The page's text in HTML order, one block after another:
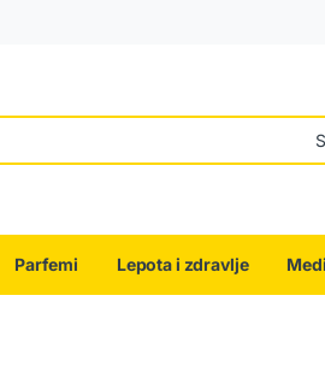
Parfemi Lepota i zdravlje